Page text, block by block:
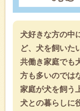
犬好きな方の中
ど、犬を飼いた
共働き家庭でも
方も多いのでは
家庭が犬を飼う
犬との暮らしに